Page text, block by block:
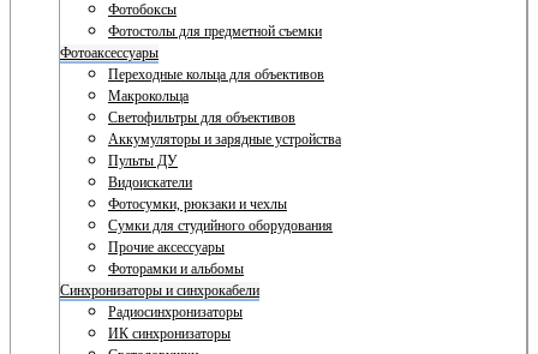
Фотобоксы
Фотостолы для предметной съемки
Фотоаксессуары
Переходные кольца для объективов
Макрокольца
Светофильтры для объективов
Аккумуляторы и зарядные устройства
Пульты ДУ
Видоискатели
Фотосумки, рюкзаки и чехлы
Сумки для студийного оборудования
Прочие аксессуары
Фоторамки и альбомы
Синхронизаторы и синхрокабели
Радиосинхронизаторы
ИК синхронизаторы